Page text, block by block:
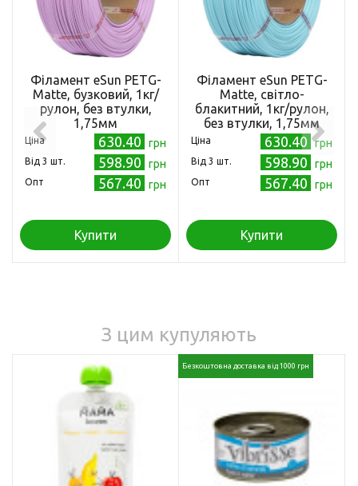
Філамент eSun PETG-
Matte, бузковий, 1кг/
рулон, без втулки,
1,75мм
Ціна 630.40 грн
Від 3 шт. 598.90 грн
Опт 567.40 грн
Купити
Філамент eSun PETG-
Matte, світло-
блакитний, 1кг/рулон,
без втулки, 1,75мм
Ціна 630.40 грн
Від 3 шт. 598.90 грн
Опт 567.40 грн
Купити
З цим купуляють
Безкоштовна доставка від 1000 грн